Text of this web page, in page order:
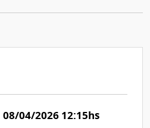
08/04/2026 12:15hs